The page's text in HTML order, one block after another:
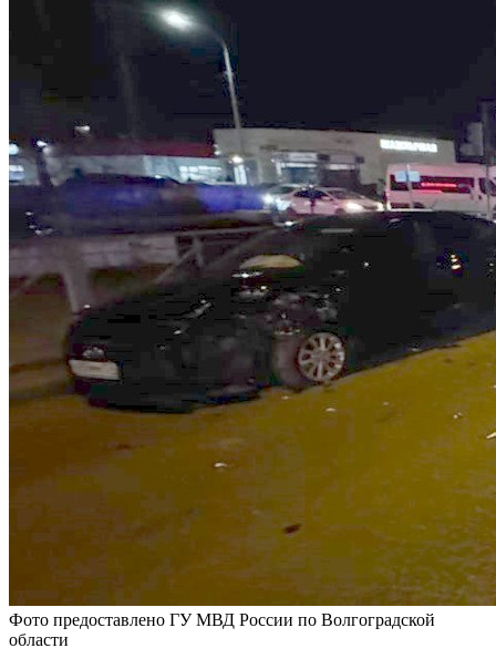
Фото предоставлено ГУ МВД России по Волгоградской
области